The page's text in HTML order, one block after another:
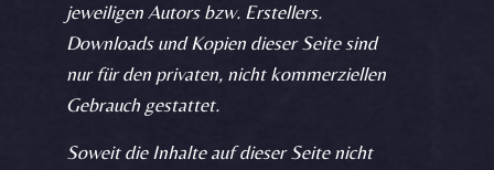
jeweiligen Autors bzw. Erstellers.
Downloads und Kopien dieser Seite sind
nur für den privaten, nicht kommerziellen
Gebrauch gestattet.
Soweit die Inhalte auf dieser Seite nicht